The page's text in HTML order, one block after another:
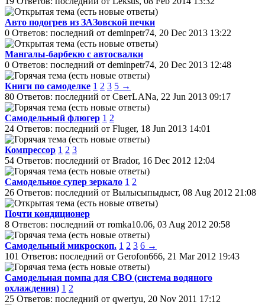
Авто подогрев из ЗАЗовской печки
0 Ответов: последний от deminpetr74, 20 Dec 2013 13:22
Мангалы-барбекю с автосвалки
0 Ответов: последний от deminpetr74, 20 Dec 2013 12:48
Книги по самоделке 1 2 3 5 →
80 Ответов: последний от СветLANa, 22 Jun 2013 09:17
Самодельный флюгер 1 2
24 Ответов: последний от Fluger, 18 Jun 2013 14:01
Компрессор 1 2 3
54 Ответов: последний от Brador, 16 Dec 2012 12:04
Самодельное супер зеркало 1 2
26 Ответов: последний от Вылысыпыдыст, 08 Aug 2012 21:08
Почти кондиционер
8 Ответов: последний от romka10.06, 03 Aug 2012 20:58
Самодельный микроскоп. 1 2 3 6 →
101 Ответов: последний от Gerofon666, 21 Mar 2012 19:43
Самодельная помпа для СВО (система водяного
охлаждения) 1 2
25 Ответов: последний от qwertyu, 20 Nov 2011 17:12